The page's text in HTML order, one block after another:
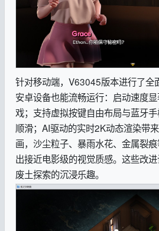
针对移动端，V63045版本进行了全
安卓设备也能流畅运行：启动速度
戏；支持虚拟按键自由布局与蓝牙
顺滑；AI驱动的实时2K动态渲染带
画，沙尘粒子、暴雨水花、金属裂
出接近电影级的视觉质感。这些改
废土探索的沉浸乐趣。